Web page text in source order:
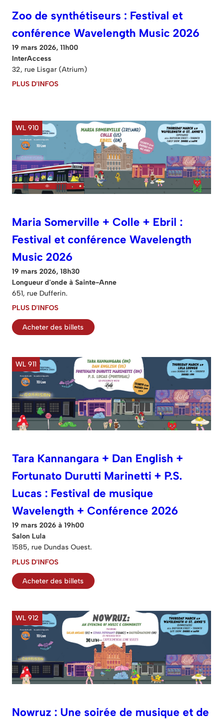
Zoo de synthétiseurs : Festival et
conférence Wavelength Music 2026
19 mars 2026, 11h00
InterAccess
32, rue Lisgar (Atrium)
PLUS D'INFOS
WL 910
Maria Somerville + Colle + Ebril :
Festival et conférence Wavelength
Music 2026
19 mars 2026, 18h30
Longueur d'onde à Sainte-Anne
651, rue Dufferin.
PLUS D'INFOS
Acheter des billets
WL 911
Tara Kannangara + Dan English +
Fortunato Durutti Marinetti + P.S.
Lucas : Festival de musique
Wavelength + Conférence 2026
19 mars 2026 à 19h00
Salon Lula
1585, rue Dundas Ouest.
PLUS D'INFOS
Acheter des billets
WL 912
Nowruz : Une soirée de musique et de